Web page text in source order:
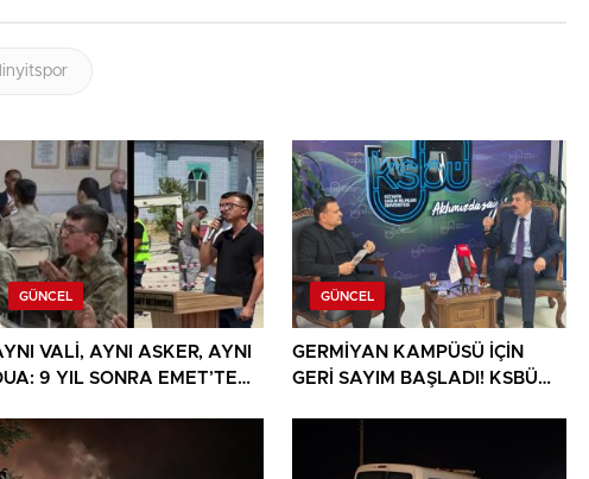
GÜNCEL
VALİ, AYNI ASKER, AYNI
9 YIL SONRA EMET’TE
GÜNCEL
GERMİYAN KAMPÜSÜ İÇİN
GERİ SAYIM BAŞLADI! KSBÜ